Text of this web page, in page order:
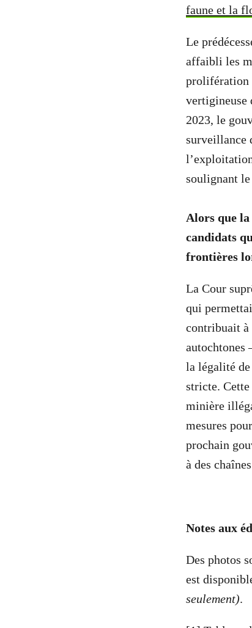
faune et la
Le
affaibli les
prolifération
vertigineuse
2023, le
surveillance
soulignant le
Alors que
candidats
frontières
La Cour
qui
contribuait à
autochtones
la légalité de
stricte.
minière
mesures
prochain
à des
Notes aux
Des photos
est
seulement).